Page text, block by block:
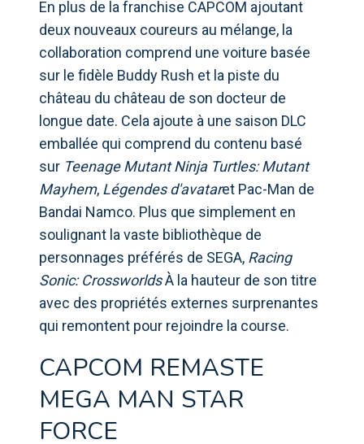
En plus de la franchise CAPCOM ajoutant
deux nouveaux coureurs au mélange, la
collaboration comprend une voiture basée
sur le fidèle Buddy Rush et la piste du
château du château de son docteur de
longue date. Cela ajoute à une saison DLC
emballée qui comprend du contenu basé
sur Teenage Mutant Ninja Turtles: Mutant
Mayhem, Légendes d'avataret Pac-Man de
Bandai Namco. Plus que simplement en
soulignant la vaste bibliothèque de
personnages préférés de SEGA, Racing
Sonic: CrossworldsÀ la hauteur de son titre
avec des propriétés externes surprenantes
qui remontent pour rejoindre la course.
CAPCOM REMASTE
MEGA MAN STAR
FORCE